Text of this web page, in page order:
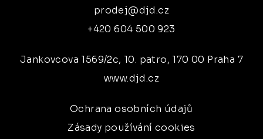
prodej@djd.cz
+420 604 500 923
Jankovcova 1569/2c, 10. patro, 170 00 Praha 7
www.djd.cz
Ochrana osobních údajů
Zásady používání cookies